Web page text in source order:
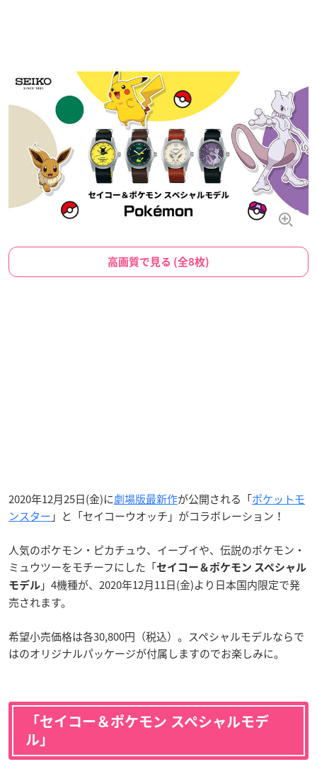
高画質で見る (全8枚)
2020年12月25日(金)に劇場版最新作が公開される「ポケットモ
ンスター 」と「セイコーウオッチ」がコラボレーション！
人気のポケモン・ピカチュウ、イーブイや、伝説のポケモン・
ミュウツーをモチーフにした「セイコー＆ポケモン スペシャル
モデル 」4機種が、2020年12月11日(金)より日本国内限定で発
売されます。
希望小売価格は各30,800円（税込）。スペシャルモデルならで
はのオリジナルパッケージが付属しますのでお楽しみに。
「セイコー＆ポケモン スペシャルモデ
ル」